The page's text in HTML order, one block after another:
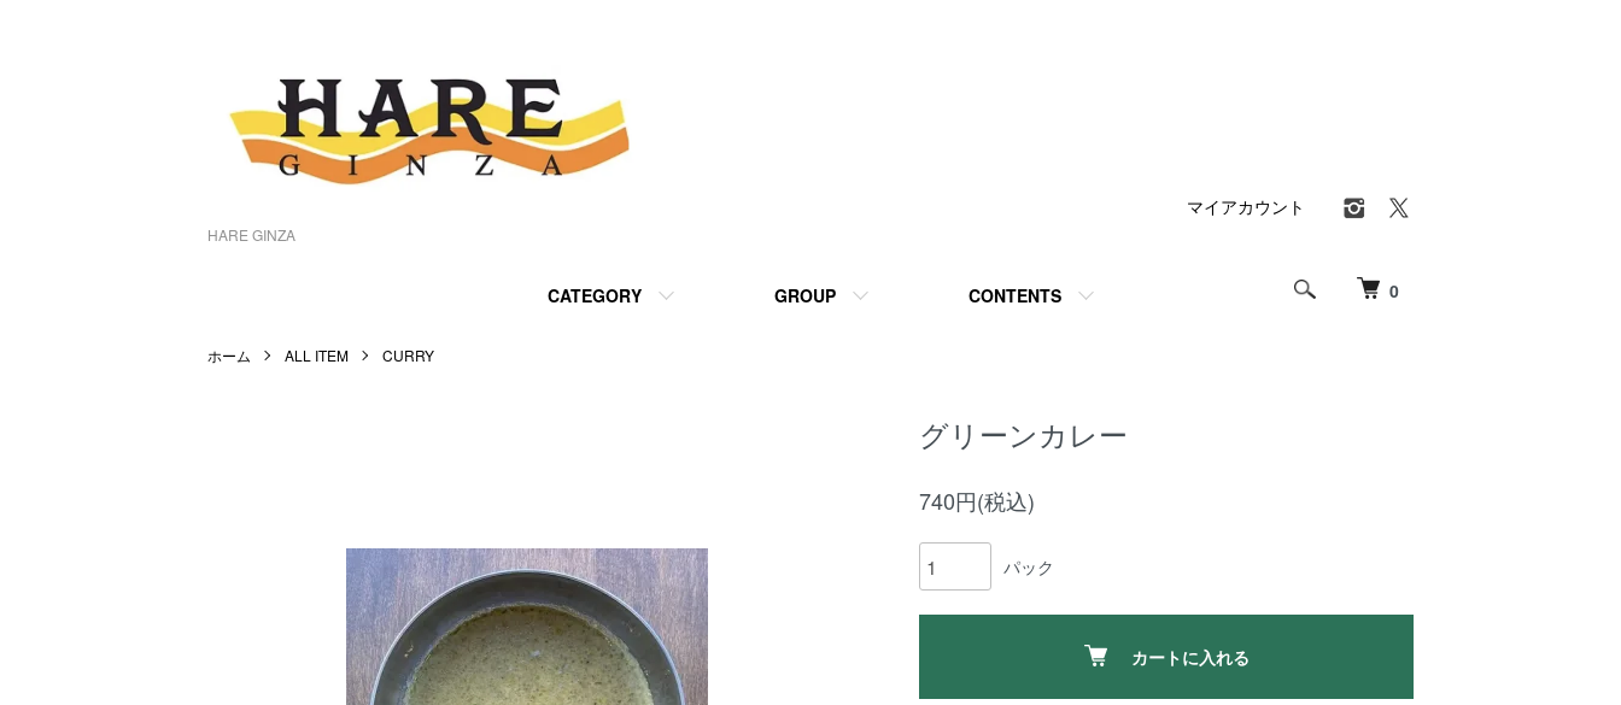
HARE GINZA
0
CATEGORY GROUP CONTENTS
マイアカウント
ホーム ALL ITEM CURRY
グリーンカレー
740円(税込)
パック
カートに入れる